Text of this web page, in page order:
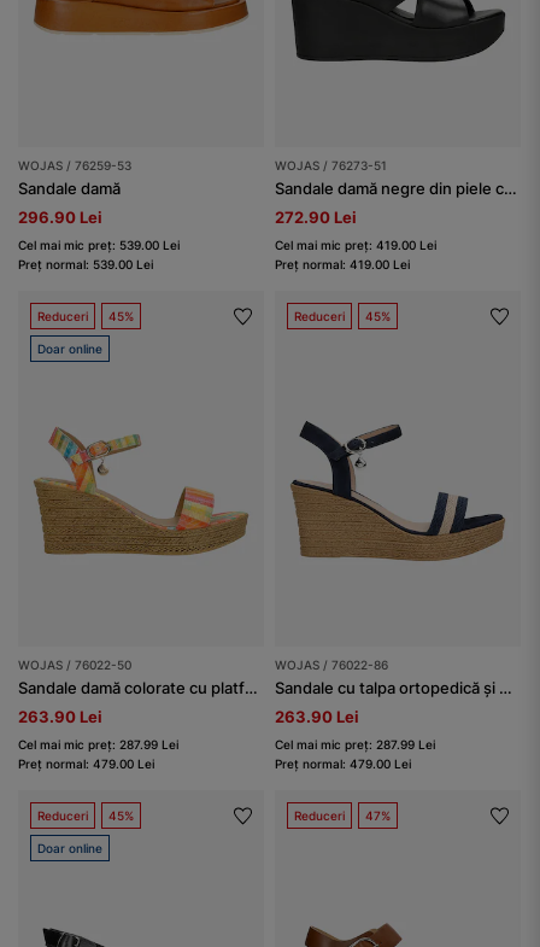
WOJAS / 76259-53
Sandale damă
296.90 Lei
Cel mai mic preț: 539.00 Lei
Preț normal: 539.00 Lei
WOJAS / 76273-51
Sandale damă negre din piele cu toc pană
272.90 Lei
Cel mai mic preț: 419.00 Lei
Preț normal: 419.00 Lei
Reduceri 45%
Doar online
WOJAS / 76022-50
Sandale damă colorate cu platformă
263.90 Lei
Cel mai mic preț: 287.99 Lei
Preț normal: 479.00 Lei
Reduceri 45%
WOJAS / 76022-86
Sandale cu talpa ortopedică și brețele împletite bleumarin-bej damă
263.90 Lei
Cel mai mic preț: 287.99 Lei
Preț normal: 479.00 Lei
Reduceri 45%
Doar online
Reduceri 47%